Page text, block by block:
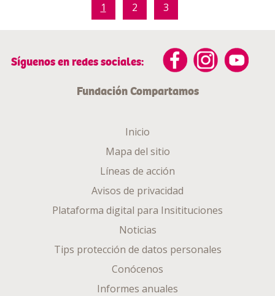
1 2 3
Síguenos en redes sociales:
Fundación Compartamos
Inicio
Mapa del sitio
Líneas de acción
Avisos de privacidad
Plataforma digital para Insitituciones
Noticias
Tips protección de datos personales
Conócenos
Informes anuales